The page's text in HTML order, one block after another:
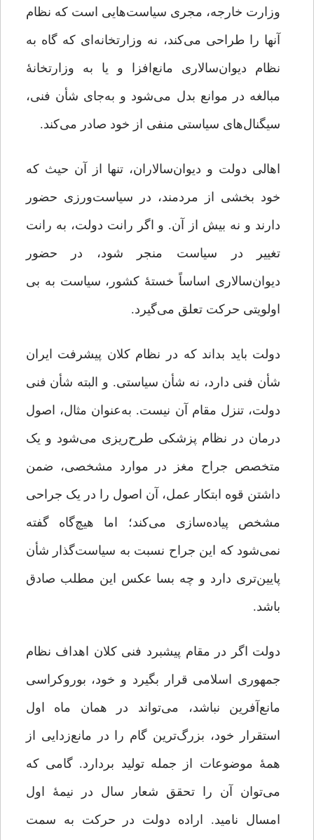
وزارت خارجه، مجری سیاست‌هایی است که نظام
آنها را طراحی می‌کند، نه وزارتخانه‌ای که گاه به
نظام دیوان‌سالاری مانع‌افزا و یا به وزارتخانۀ
مبالغه در موانع بدل می‌شود و به‌جای شأن فنی،
سیگنال‌های سیاستی منفی از خود صادر می‌کند.
اهالی دولت و دیوان‌سالاران، تنها از آن حیث که
خود بخشی از مردمند، در سیاست‌ورزی حضور
دارند و نه بیش از آن. و اگر رانت دولت، به رانت
تغییر در سیاست منجر شود، در حضور
دیوان‌سالاری اساساً خستۀ کشور، سیاست به بی
اولویتی حرکت تعلق می‌گیرد.
دولت باید بداند که در نظام کلان پیشرفت ایران
شأن فنی دارد، نه شأن سیاستی. و البته شأن فنی
دولت، تنزل مقام آن نیست. به‌عنوان مثال، اصول
درمان در نظام پزشکی طرح‌ریزی می‌شود و یک
متخصص جراح مغز در موارد مشخصی، ضمن
داشتن قوه ابتکار عمل، آن اصول را در یک جراحی
مشخص پیاده‌سازی می‌کند؛ اما هیچ‌گاه گفته
نمی‌شود که این جراح نسبت به سیاست‌گذار شأن
پایین‌تری دارد و چه بسا عکس این مطلب صادق
باشد.
دولت اگر در مقام پیشبرد فنی کلان‌ اهداف نظام
جمهوری اسلامی قرار بگیرد و خود، بوروکراسی
مانع‌آفرین نباشد، می‌تواند در همان ماه اول
استقرار خود، بزرگ‌ترین گام را در مانع‌زدایی از
همۀ موضوعات از جمله تولید بردارد. گامی که
می‌توان آن را تحقق شعار سال در نیمۀ اول
امسال نامید. اراده دولت در حرکت به سمت